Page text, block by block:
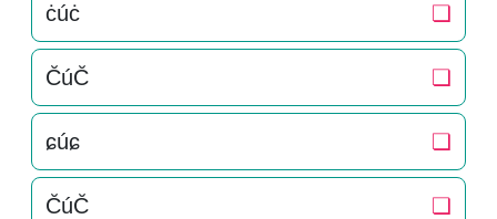
ċúċ ❏
C̆úC̆ ❏
ɕúɕ ❏
C̆úC̆ ❏